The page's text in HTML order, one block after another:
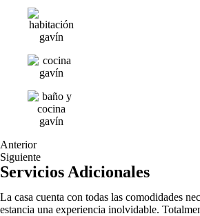
Anterior
Siguiente
Servicios Adicionales
La casa cuenta con todas las comodidades
estancia una experiencia inolvidable.